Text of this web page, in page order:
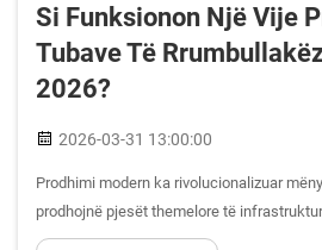
Si Funksionon Një Vije
Tubave Të
2026?
2026-03-31 13:00:00
Prodhimi modern ka rivolucionalizuar
prodhojnë pjesët themelore të
se si funksionon një vijë prodhimi tubash